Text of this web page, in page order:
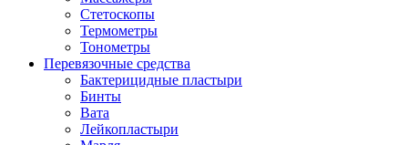
Стетоскопы
Термометры
Тонометры
Перевязочные средства
Бактерицидные пластыри
Бинты
Вата
Лейкопластыри